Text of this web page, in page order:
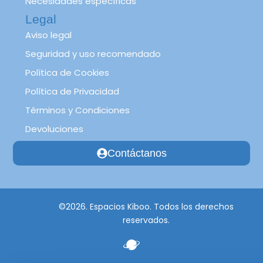
Legal
Aviso legal
Seguridad y uso recomendado
Política de Cookies
Política de Privacidad
Términos y Condiciones
Devoluciones
Contáctanos
©2026. Espacios Kiboo. Todos los derechos
reservados.